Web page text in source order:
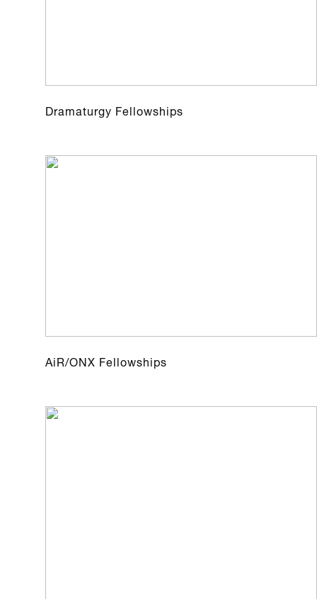
Dramaturgy Fellowships
AiR/ONX Fellowships